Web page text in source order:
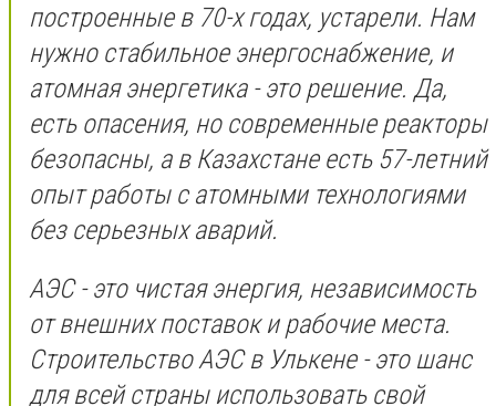
построенные в 70-х годах, устарели. Нам
нужно стабильное энергоснабжение, и
атомная энергетика - это решение. Да,
есть опасения, но современные реакторы
безопасны, а в Казахстане есть 57-летний
опыт работы с атомными технологиями
без серьезных аварий.
АЭС - это чистая энергия, независимость
от внешних поставок и рабочие места.
Строительство АЭС в Улькене - это шанс
для всей страны использовать свой